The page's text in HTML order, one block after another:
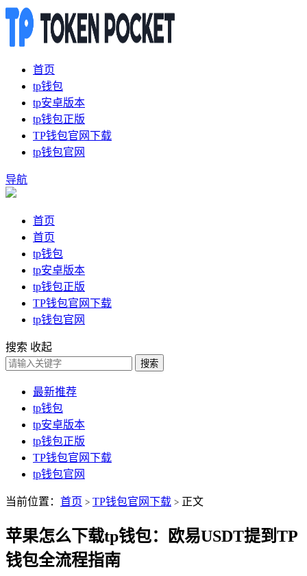
首页
tp钱包
tp安卓版本
tp钱包正版
TP钱包官网下载
tp钱包官网
导航
首页
首页
tp钱包
tp安卓版本
tp钱包正版
TP钱包官网下载
tp钱包官网
搜索 收起
搜索
最新推荐
tp钱包
tp安卓版本
tp钱包正版
TP钱包官网下载
tp钱包官网
当前位置： 首页 > TP钱包官网下载 > 正文
苹果怎么下载tp钱包：欧易USDT提到TP
钱包全流程指南